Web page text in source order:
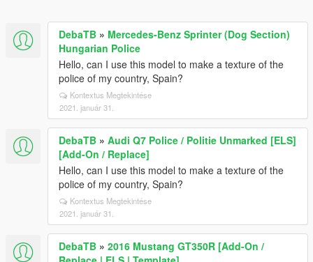
DebaTB » Mercedes-Benz Sprinter (Dog Section)
Hungarian Police
Hello, can I use this model to make a texture of the
police of my country, Spain?
Kontextus Megtekintése
2021. január 31.
DebaTB » Audi Q7 Police / Politie Unmarked [ELS]
[Add-On / Replace]
Hello, can I use this model to make a texture of the
police of my country, Spain?
Kontextus Megtekintése
2021. január 31.
DebaTB » 2016 Mustang GT350R [Add-On /